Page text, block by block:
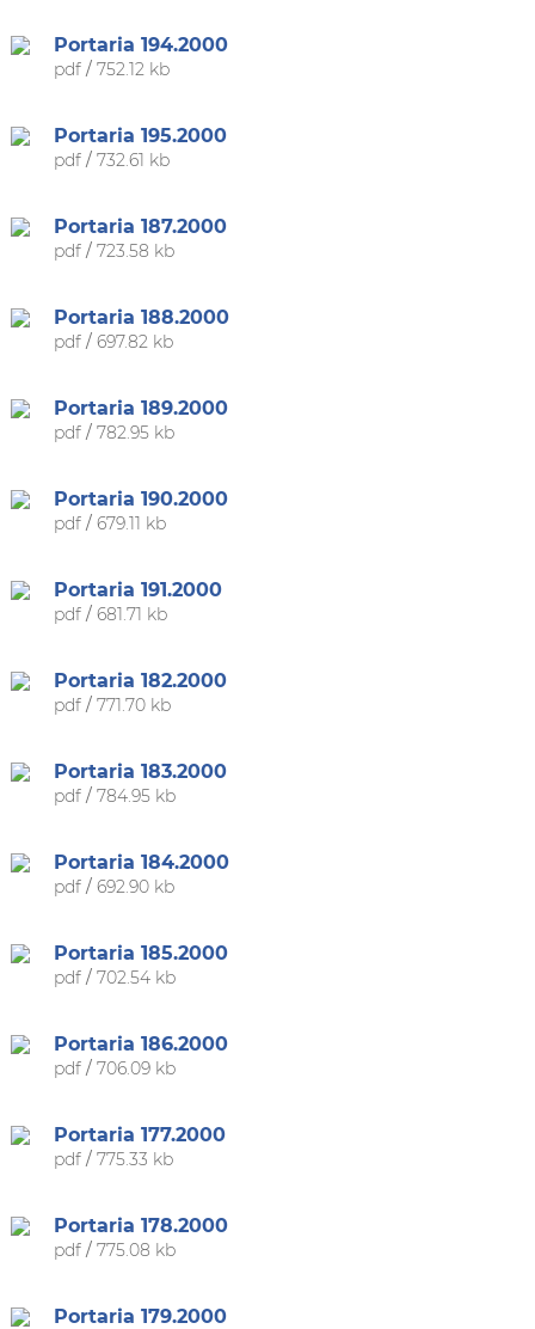
Portaria 194.2000
pdf/ 752.12 kb
Portaria 195.2000
pdf/ 732.61 kb
Portaria 187.2000
pdf/ 723.58 kb
Portaria 188.2000
pdf/ 697.82 kb
Portaria 189.2000
pdf/ 782.95 kb
Portaria 190.2000
pdf/ 679.11 kb
Portaria 191.2000
pdf/ 681.71 kb
Portaria 182.2000
pdf/ 771.70 kb
Portaria 183.2000
pdf/ 784.95 kb
Portaria 184.2000
pdf/ 692.90 kb
Portaria 185.2000
pdf/ 702.54 kb
Portaria 186.2000
pdf/ 706.09 kb
Portaria 177.2000
pdf/ 775.33 kb
Portaria 178.2000
pdf/ 775.08 kb
Portaria 179.2000